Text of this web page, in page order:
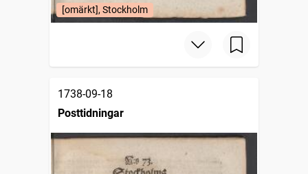
[omärkt], Stockholm
1738-09-18
Posttidningar